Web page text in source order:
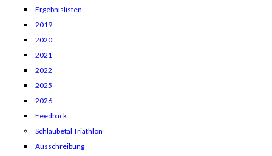
Ergebnislisten
2019
2020
2021
2022
2025
2026
Feedback
Schlaubetal Triathlon
Ausschreibung